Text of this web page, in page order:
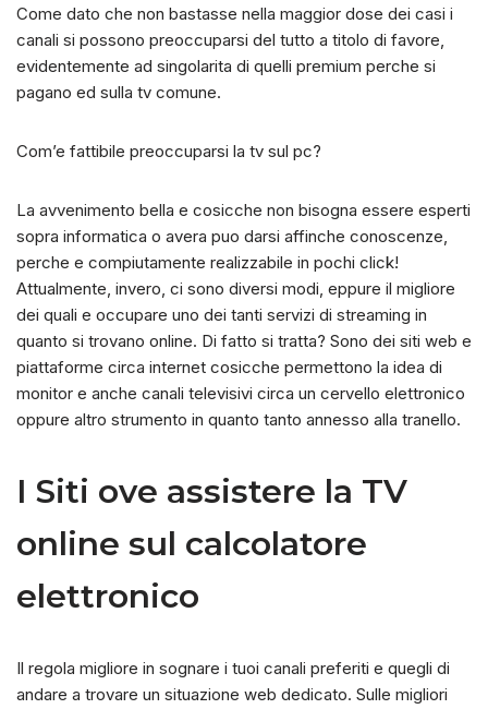
Come dato che non bastasse nella maggior dose dei casi i
canali si possono preoccuparsi del tutto a titolo di favore,
evidentemente ad singolarita di quelli premium perche si
pagano ed sulla tv comune.
Com’e fattibile preoccuparsi la tv sul pc?
La avvenimento bella e cosicche non bisogna essere esperti
sopra informatica o avera puo darsi affinche conoscenze,
perche e compiutamente realizzabile in pochi click!
Attualmente, invero, ci sono diversi modi, eppure il migliore
dei quali e occupare uno dei tanti servizi di streaming in
quanto si trovano online. Di fatto si tratta? Sono dei siti web e
piattaforme circa internet cosicche permettono la idea di
monitor e anche canali televisivi circa un cervello elettronico
oppure altro strumento in quanto tanto annesso alla tranello.
I Siti ove assistere la TV
online sul calcolatore
elettronico
Il regola migliore in sognare i tuoi canali preferiti e quegli di
andare a trovare un situazione web dedicato. Sulle migliori